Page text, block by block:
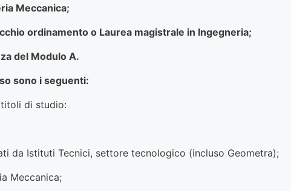
Meccanica;
ordinamento o Laurea magistrale in Ingegneria;
del Modulo A.
sono i seguenti:
di studio:
da Istituti Tecnici, settore tecnologico (incluso Geometra);
Meccanica;